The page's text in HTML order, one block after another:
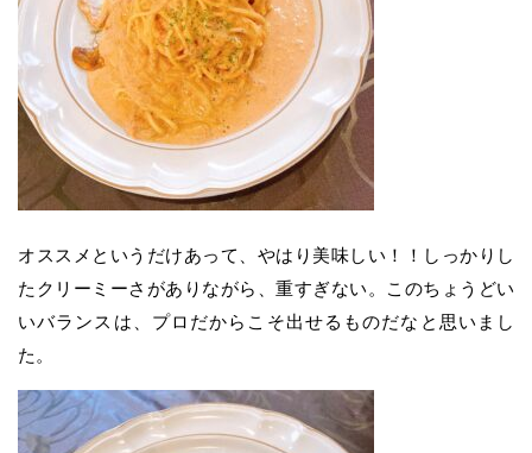
オススメというだけあって、やはり美味しい！！しっかりし
たクリーミーさがありながら、重すぎない。このちょうどい
いバランスは、プロだからこそ出せるものだなと思いまし
た。